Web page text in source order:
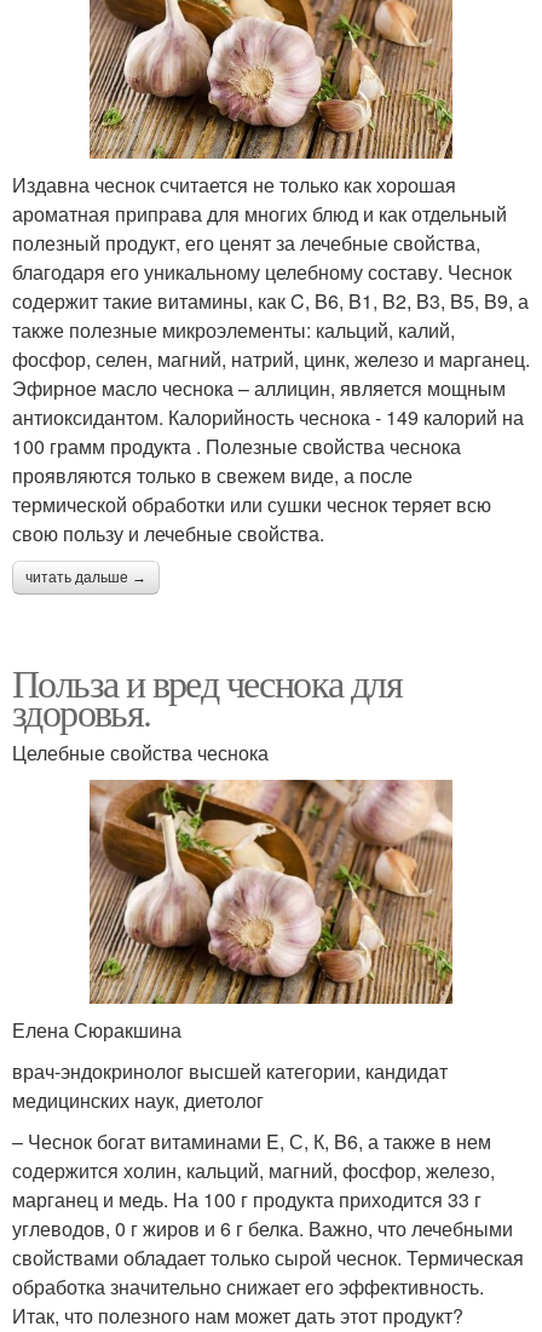
Издавна чеснок считается не только как хорошая
ароматная приправа для многих блюд и как отдельный
полезный продукт, его ценят за лечебные свойства,
благодаря его уникальному целебному составу. Чеснок
содержит такие витамины, как C, B6, B1, B2, B3, B5, B9, а
также полезные микроэлементы: кальций, калий,
фосфор, селен, магний, натрий, цинк, железо и марганец.
Эфирное масло чеснока – аллицин, является мощным
антиоксидантом. Калорийность чеснока - 149 калорий на
100 грамм продукта . Полезные свойства чеснока
проявляются только в свежем виде, а после
термической обработки или сушки чеснок теряет всю
свою пользу и лечебные свойства.
читать дальше →
Польза и вред чеснока для
здоровья.
Целебные свойства чеснока
Елена Сюракшина
врач-эндокринолог высшей категории, кандидат
медицинских наук, диетолог
– Чеснок богат витаминами E, С, К, B6, а также в нем
содержится холин, кальций, магний, фосфор, железо,
марганец и медь. На 100 г продукта приходится 33 г
углеводов, 0 г жиров и 6 г белка. Важно, что лечебными
свойствами обладает только сырой чеснок. Термическая
обработка значительно снижает его эффективность.
Итак, что полезного нам может дать этот продукт?